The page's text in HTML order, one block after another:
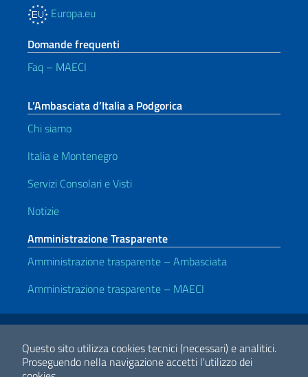
Questo sito utilizza cookies tecnici (necessari) e analitici.
Proseguendo nella navigazione accetti l'utilizzo dei
Europa.eu
Domande frequenti
Faq – MAECI
L’Ambasciata d’Italia a Podgorica
Chi siamo
Italia e Montenegro
Servizi Consolari e Visti
Notizie
Amministrazione Trasparente
Amministrazione trasparente – Ambasciata
Amministrazione trasparente – MAECI
Link Utili